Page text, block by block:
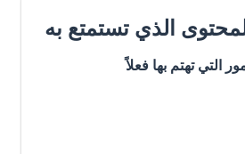
الذي تستمتع به
التي تهتم بها فعلاً